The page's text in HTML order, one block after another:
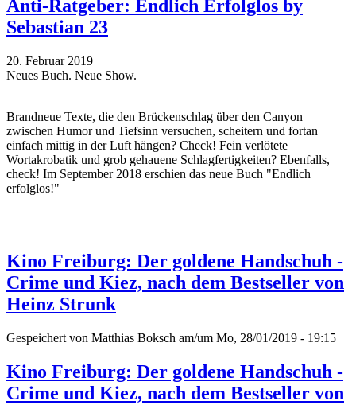
Anti-Ratgeber: Endlich Erfolglos by
Sebastian 23
20. Februar 2019
Neues Buch. Neue Show.
Brandneue Texte, die den Brückenschlag über den Canyon
zwischen Humor und Tiefsinn versuchen, scheitern und fortan
einfach mittig in der Luft hängen? Check! Fein verlötete
Wortakrobatik und grob gehauene Schlagfertigkeiten? Ebenfalls,
check! Im September 2018 erschien das neue Buch "Endlich
erfolglos!"
Kino Freiburg: Der goldene Handschuh -
Crime und Kiez, nach dem Bestseller von
Heinz Strunk
Gespeichert von Matthias Boksch am/um Mo, 28/01/2019 - 19:15
Kino Freiburg: Der goldene Handschuh -
Crime und Kiez, nach dem Bestseller von